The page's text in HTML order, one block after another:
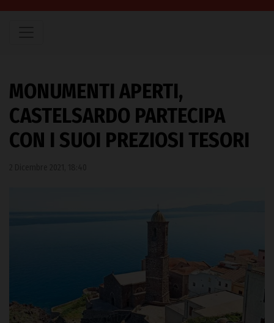
MONUMENTI APERTI,
CASTELSARDO PARTECIPA
CON I SUOI PREZIOSI TESORI